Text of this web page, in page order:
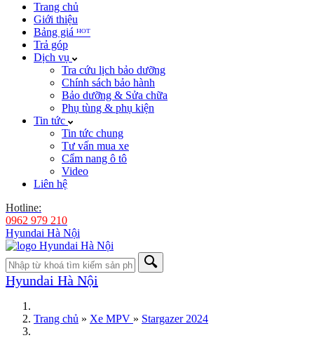
Trang chủ
Giới thiệu
Bảng giá ᴴᴼᵀ
Trả góp
Dịch vụ
Tra cứu lịch bảo dưỡng
Chính sách bảo hành
Bảo dưỡng & Sửa chữa
Phụ tùng & phụ kiện
Tin tức
Tin tức chung
Tư vấn mua xe
Cẩm nang ô tô
Video
Liên hệ
Hotline:
0962 979 210
Hyundai Hà Nội
Hyundai Hà Nội
Trang chủ » Xe MPV » Stargazer 2024